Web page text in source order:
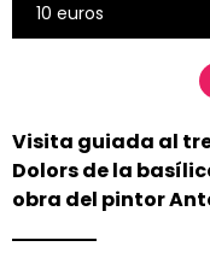
10 euros
Visita guiada al
Dolors de la
obra del pintor